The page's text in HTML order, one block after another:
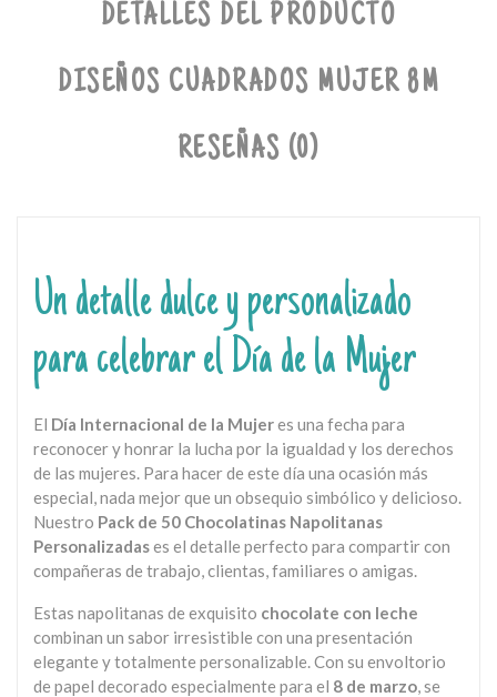
DETALLES DEL PRODUCTO
DISEÑOS CUADRADOS MUJER 8M
RESEÑAS (0)
Un detalle dulce y personalizado
para celebrar el Día de la Mujer
El Día Internacional de la Mujeres una fecha para
reconocer y honrar la lucha por la igualdad y los derechos
de las mujeres. Para hacer de este día una ocasión más
especial, nada mejor que un obsequio simbólico y delicioso.
Nuestro Pack de 50 Chocolatinas Napolitanas
Personalizadases el detalle perfecto para compartir con
compañeras de trabajo, clientas, familiares o amigas.
Estas napolitanas de exquisito chocolate con leche
combinan un sabor irresistible con una presentación
elegante y totalmente personalizable. Con su envoltorio
de papel decorado especialmente para el 8 de marzo, se